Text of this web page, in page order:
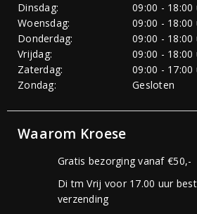
Dinsdag:
09:00 - 18:00
Woensdag:
09:00 - 18:00
Donderdag:
09:00 - 18:00
Vrijdag:
09:00 - 18:00
Zaterdag:
09:00 - 17:00
Zondag:
Gesloten
Waarom Kroese
Gratis bezorging vanaf €50,-
Di tm Vrij voor 17.00 uur
verzending